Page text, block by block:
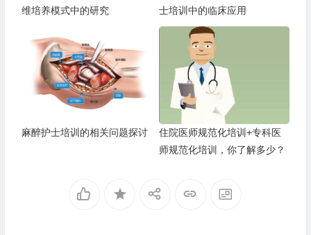
维培养模式中的研究
士培训中的临床应用
麻醉护士培训的相关问题探讨
住院医师规范化培训+专科医
师规范化培训，你了解多少？